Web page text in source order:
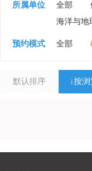
所属单位 全部
海洋与地
预约模式 全部
默认排序 ↓按浏